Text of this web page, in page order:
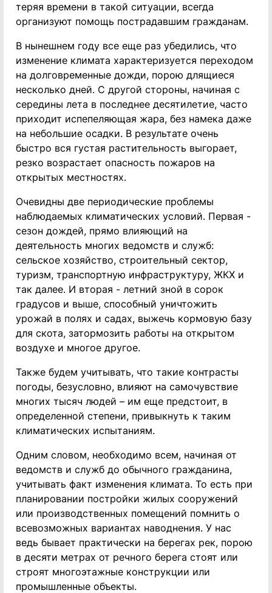
теряя времени в такой ситуации, всегда
организуют помощь пострадавшим гражданам.
В нынешнем году все еще раз убедились, что
изменение климата характеризуется переходом
на долговременные дожди, порою длящиеся
несколько дней. С другой стороны, начиная с
середины лета в последнее десятилетие, часто
приходит испепеляющая жара, без намека даже
на небольшие осадки. В результате очень
быстро вся густая растительность выгорает,
резко возрастает опасность пожаров на
открытых местностях.
Очевидны две периодические проблемы
наблюдаемых климатических условий. Первая -
сезон дождей, прямо влияющий на
деятельность многих ведомств и служб:
сельское хозяйство, строительный сектор,
туризм, транспортную инфраструктуру, ЖКХ и
так далее. И вторая - летний зной в сорок
градусов и выше, способный уничтожить
урожай в полях и садах, выжечь кормовую базу
для скота, затормозить работы на открытом
воздухе и многое другое.
Также будем учитывать, что такие контрасты
погоды, безусловно, влияют на самочувствие
многих тысяч людей – им еще предстоит, в
определенной степени, привыкнуть к таким
климатических испытаниям.
Одним словом, необходимо всем, начиная от
ведомств и служб до обычного гражданина,
учитывать факт изменения климата. То есть при
планировании постройки жилых сооружений
или производственных помещений помнить о
всевозможных вариантах наводнения. У нас
ведь бывает практически на берегах рек, порою
в десяти метрах от речного берега стоят или
строят многоэтажные конструкции или
промышленные объекты.